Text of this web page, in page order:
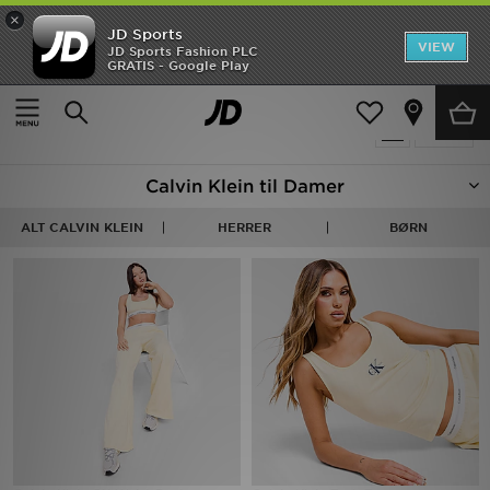
×
JD Sports
JD Sports Fashion PLC
GRATIS - Google Play
VIEW
Hjem
Damer
3 Produkter fundet
Calvin Klein til Damer
ALT CALVIN KLEIN HERRER BØRN
Hjem
Udsalg
Damer